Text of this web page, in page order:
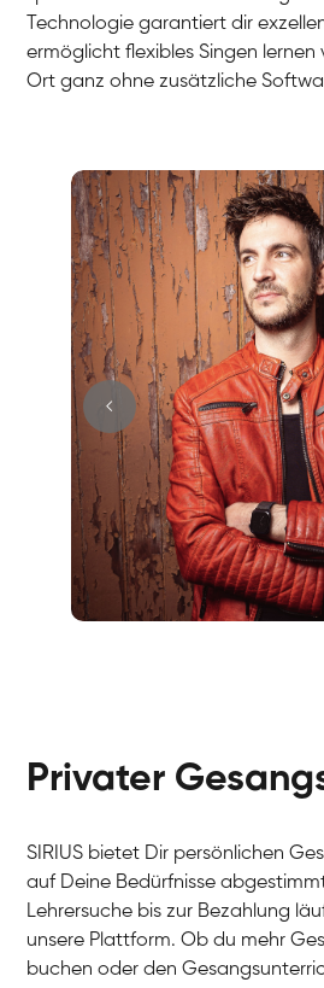
Technologie garantiert dir
ermöglicht flexibles Singen
Ort ganz ohne zusätzliche
Stefan
Gesang / Vocal
Gesang / Vocal
Anna
Gesang / Vocal
Gesang / Vocal
Gesang / Vocal
Gesang / Vocal
Gesang / Vocal
Privater
SIRIUS bietet Dir persönlichen
auf Deine Bedürfnisse
Lehrersuche bis zur Bezahlung
unsere Plattform. Ob du mehr
buchen oder den